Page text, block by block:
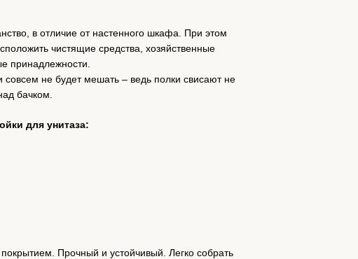
в отличие от настенного шкафа. При этом
чистящие средства, хозяйственные
принадлежности.
совсем не будет мешать – ведь полки свисают не
бачком.
для унитаза:
Прочный и устойчивый. Легко собрать